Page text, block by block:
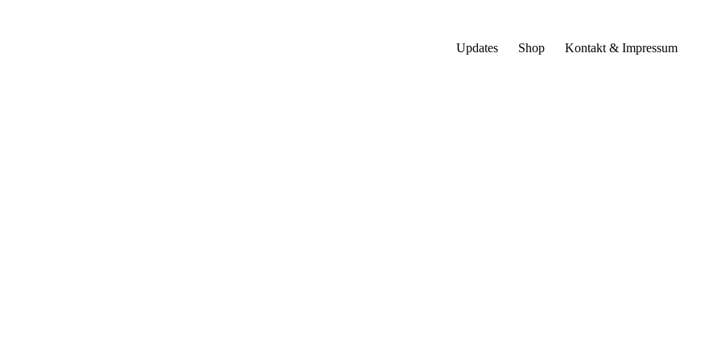
Updates
Shop Kontakt & Impressum